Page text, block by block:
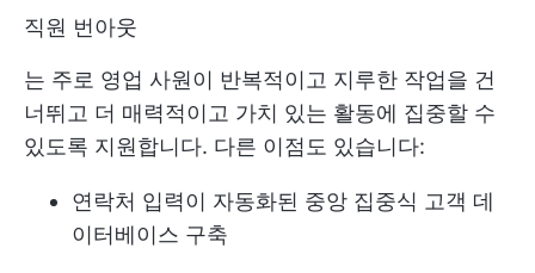
직원 번아웃
는 주로 영업 사원이 반복적이고 지루한 작업을 건
너뛰고 더 매력적이고 가치 있는 활동에 집중할 수
있도록 지원합니다. 다른 이점도 있습니다:
연락처 입력이 자동화된 중앙 집중식 고객 데
이터베이스 구축